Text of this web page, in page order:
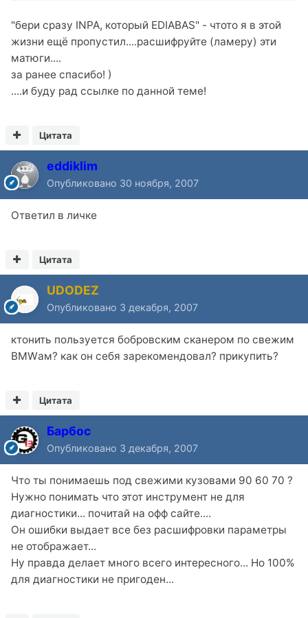
"бери сразу INPA, который EDIABAS" - чтото я в этой
жизни ещё пропустил....расшифруйте (ламеру) эти
матюги....
за ранее спасибо! )
....и буду рад ссылке по данной теме!
Цитата
eddiklim
Опубликовано 30 ноября, 2007
Ответил в личке
Цитата
UDODEZ
Опубликовано 3 декабря, 2007
ктонить пользуется бобровским сканером по свежим
BMWам? как он себя зарекомендовал? прикупить?
Цитата
Барбос
Опубликовано 3 декабря, 2007
Что ты понимаешь под свежими кузовами 90 60 70 ?
Нужно понимать что этот инструмент не для
диагностики... почитай на офф сайте....
Он ошибки выдает все без расшифровки параметры
не отображает...
Ну правда делает много всего интересного... Но 100%
для диагностики не пригоден...